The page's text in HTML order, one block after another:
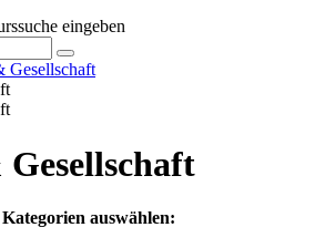
eingeben
Gesellschaft
auswählen: